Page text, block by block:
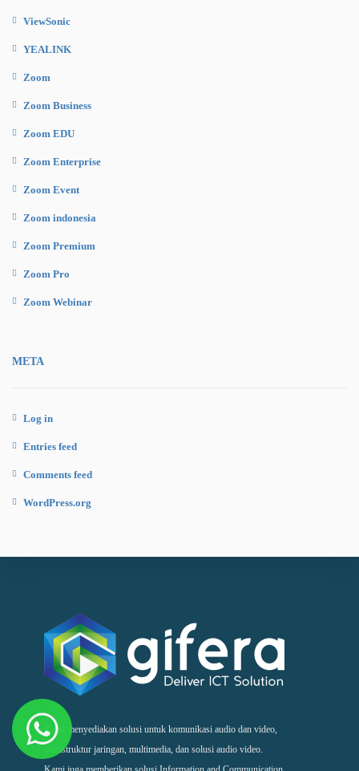
ViewSonic
YEALINK
Zoom
Zoom Business
Zoom EDU
Zoom Enterprise
Zoom Event
Zoom indonesia
Zoom Premium
Zoom Pro
Zoom Webinar
META
Log in
Entries feed
Comments feed
WordPress.org
Kami menyediakan solusi untuk komunikasi audio dan video,
infrastruktur jaringan, multimedia, dan solusi audio video.